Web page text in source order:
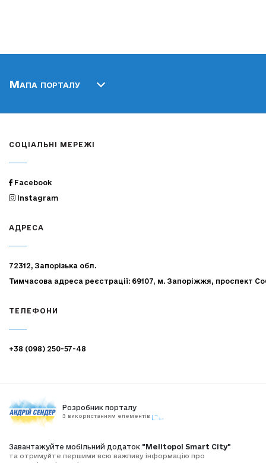
Мапа порталу
СОЦІАЛЬНІ МЕРЕЖІ
Facebook
Instagram
АДРЕСА
72312, Запорізька обл.
Тимчасова адреса реєстрації: 69107, м. Запоріжжя, проспект
ТЕЛЕФОНИ
+38 (098) 250-57-48
Розробник порталу
З використанням елементів
Завантажуйте мобільний додаток "Melitopol Smart City"
та отримуйте першими всю важливу інформацію про